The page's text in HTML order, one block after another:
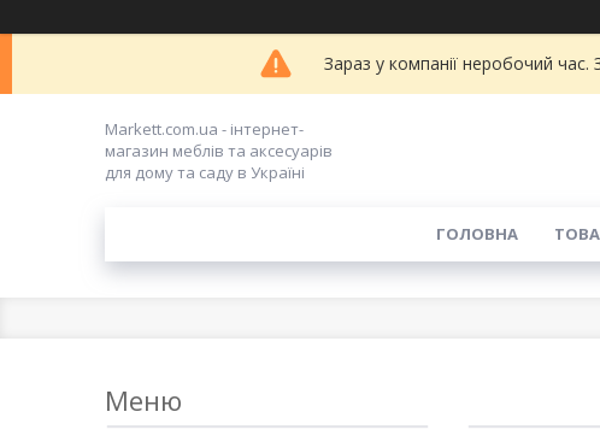
Зараз у компанії неробочий
Markett.com.ua - інтернет-
магазин меблів та аксесуарів
для дому та саду в Україні
ГОЛОВНА